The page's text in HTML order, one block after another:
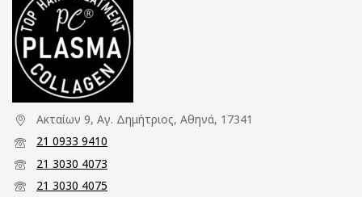
Ακταίων 9, Αγ. Δημήτριος, Αθηνά, 17341
21 0933 9410
21 3030 4073
21 3030 4075